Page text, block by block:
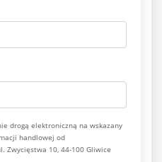
drogą elektroniczną na wskazany
handlowej od
Zwycięstwa 10, 44-100 Gliwice